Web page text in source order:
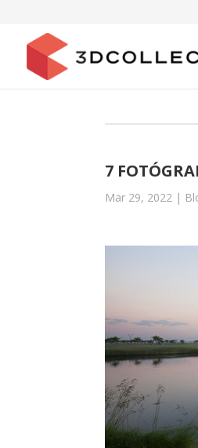
7
Mar 29, 2022 |